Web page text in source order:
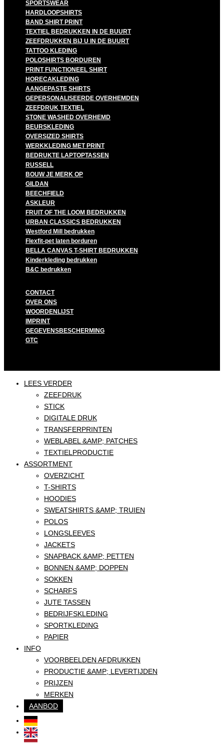
SPORTSWEAR
HARDLOOPSHIRTS
BAND SHIRT PRINT
TEXTIEL BEDRUKKEN IN DE BUURT
ZEEFDRUKKEN BIJ U IN DE BUURT
TATTOO KLEDING
POLOSHIRTS BORDUREN
PRINT FUNCTIONEEL SHIRT
HORECAKLEDING
AANGEPASTE SHIRTS
GEPERSONALISEERDE OVERHEMDEN
ZEEFDRUK TEXTIEL
STONE WASHED OVERHEMD
BEURSKLEDING
OVERSIZED SHIRTS
WERKKLEDING MET PRINT
BEDRUKTE LAPTOPTASSEN
RUSSELL
BOUW JE MERK OP
GILDAN
BEECHFIELD
ASKLEUR
FRUIT OF THE LOOM BEDRUKKEN
URBAN CLASSICS BEDRUKKEN
Westford Mill bedrukken
Flexfit-pet laten borduren
BELLA CANVAS T-SHIRT BEDRUKKEN
Kinderkleding bedrukken
B&C bedrukken
CONTACT
OVER ONS
WOORDENLIJST
IMPRINT
GEGEVENSBESCHERMING
GTC
LEES VERDER
ZEEFDRUK
STICK
DIGITALE DRUK
TRANSFERPRINTEN
WEBLABEL &AMP; PATCHES
TEXTIELPRODUCTIE
ASSORTMENT
OVERZICHT
T-SHIRTS
HOODIES
SWEATSHIRTS &AMP; TRUIEN
POLOS
LONGSLEEVES
JACKETS
SNAPBACK &AMP; PETTEN
BONNEN &AMP; DOPPEN
SOKKEN
SCHARFS
JUTE TASSEN
BEDRIJFSKLEDING
SPORTKLEDING
PAPIER
INFO
VOORBEELDEN AFDRUKKEN
PRODUCTIE &AMP; LEVERTIJDEN
PRIJZEN
MERKEN
AANBOD